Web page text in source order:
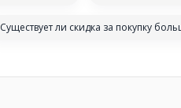
Существует ли скидка за покупку